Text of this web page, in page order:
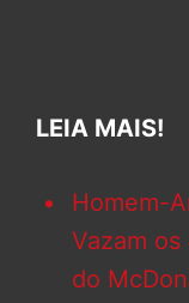
LEIA MAIS!
Homem-
Vazam
do